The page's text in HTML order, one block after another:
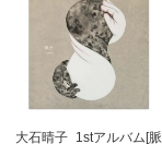
大石晴子_1stアルバム[脈